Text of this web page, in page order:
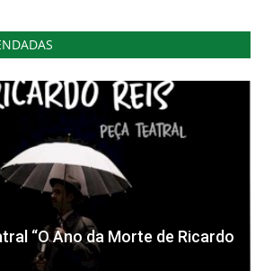
“O Ano da Morte de Ricardo